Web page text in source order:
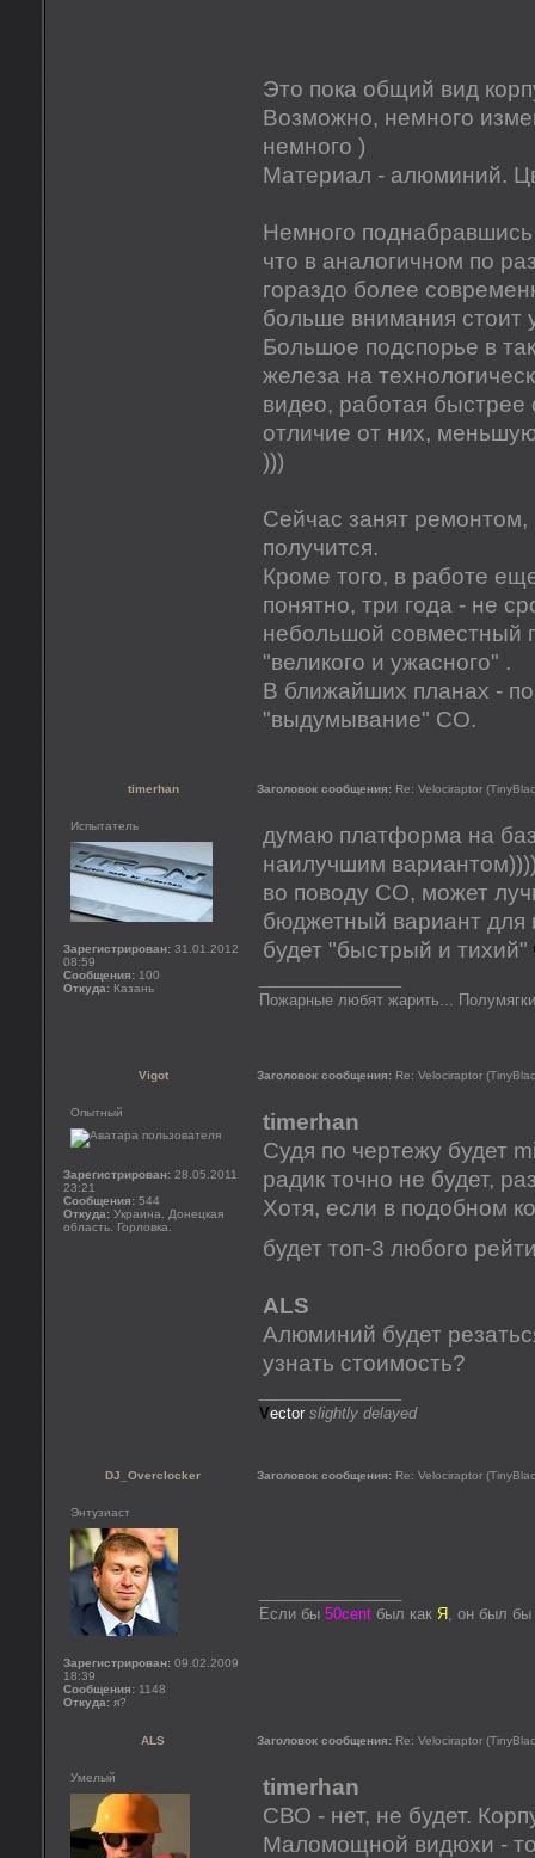
Это пока общий вид
Возможно, немного
немного )
Материал - алюминий.
Немного
что в аналогичном по
гораздо более
больше внимания стоит
Большое подспорье в
железа на
видео, работая быстрее
отличие от них,
)))
Сейчас занят
получится.
Кроме того, в работе
понятно, три года - не
небольшой совместный
"великого и ужасного" .
В ближайших планах -
"выдумывание" СО.
timerhan Заголовок сообщения: Re: Velociraptor
Испытатель
Зарегистрирован: 31.01.2012
08:59
Сообщения: 100
Откуда: Казань
думаю платформа на
наилучшим
во поводу СО, может
бюджетный вариант для
будет "быстрый и тихий"
Пожарные любят жарить...
Vigot Заголовок сообщения: Re: Velociraptor
Опытный
Зарегистрирован: 28.05.2011
23:21
Сообщения: 544
Откуда: Украина. Донецкая
область. Горловка.
timerhan
Судя по чертежу будет
радик точно не будет,
Хотя, если в подобном
будет топ-3 любого
ALS
Алюминий будет
узнать стоимость?
Vector slightly delayed
DJ_Overclocker Заголовок сообщения: Re: Velociraptor
Энтузиаст
Зарегистрирован: 09.02.2009
18:39
Сообщения: 1148
Откуда: я?
Если бы 50cent был как Я , он был бы
ALS Заголовок сообщения: Re: Velociraptor
Умелый
timerhan
СВО - нет, не будет.
Маломощной видюхи -